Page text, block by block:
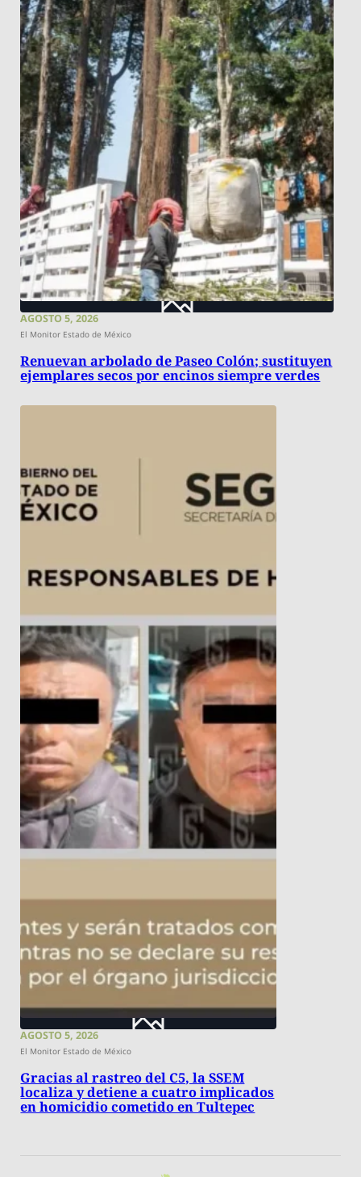
AGOSTO 5, 2026
El Monitor Estado de México
Renuevan arbolado de Paseo Colón; sustituyen
ejemplares secos por encinos siempre verdes
AGOSTO 5, 2026
El Monitor Estado de México
Gracias al rastreo del C5, la SSEM
localiza y detiene a cuatro implicados
en homicidio cometido en Tultepec